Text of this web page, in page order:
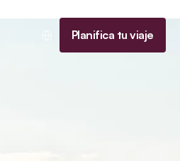
Planifica tu viaje